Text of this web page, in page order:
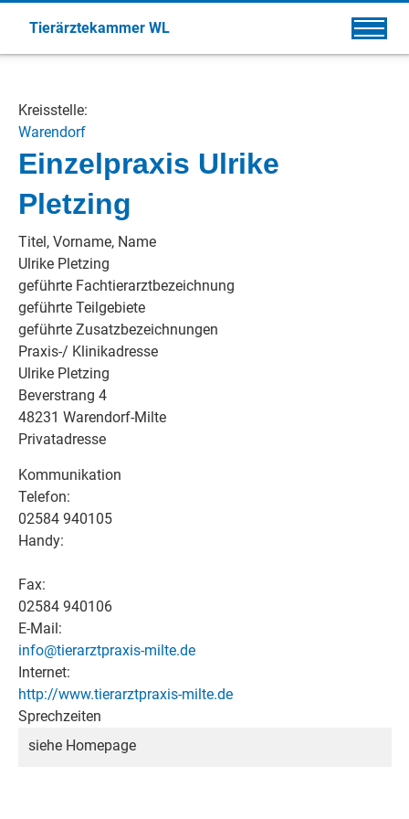
Tierärztekammer WL
Kreisstelle:
Warendorf
Einzelpraxis Ulrike
Pletzing
Titel, Vorname, Name
Ulrike Pletzing
geführte Fachtierarztbezeichnung
geführte Teilgebiete
geführte Zusatzbezeichnungen
Praxis-/ Klinikadresse
Ulrike Pletzing
Beverstrang 4
48231 Warendorf-Milte
Privatadresse
Kommunikation
Telefon:
02584 940105
Handy:
Fax:
02584 940106
E-Mail:
info@tierarztpraxis-milte.de
Internet:
http://www.tierarztpraxis-milte.de
Sprechzeiten
siehe Homepage